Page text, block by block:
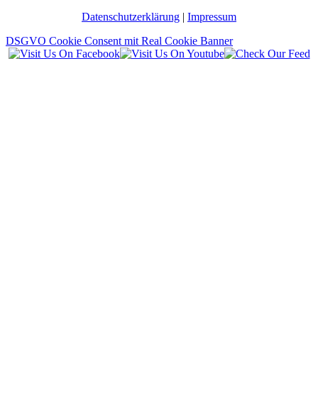
Datenschutzerklärung | Impressum
DSGVO Cookie Consent mit Real Cookie Banner